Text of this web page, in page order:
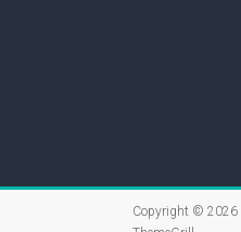
Copyright © 2026